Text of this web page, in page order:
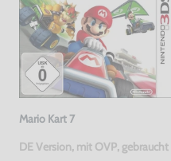
Mario Kart 7
DE Version, mit OVP, gebraucht